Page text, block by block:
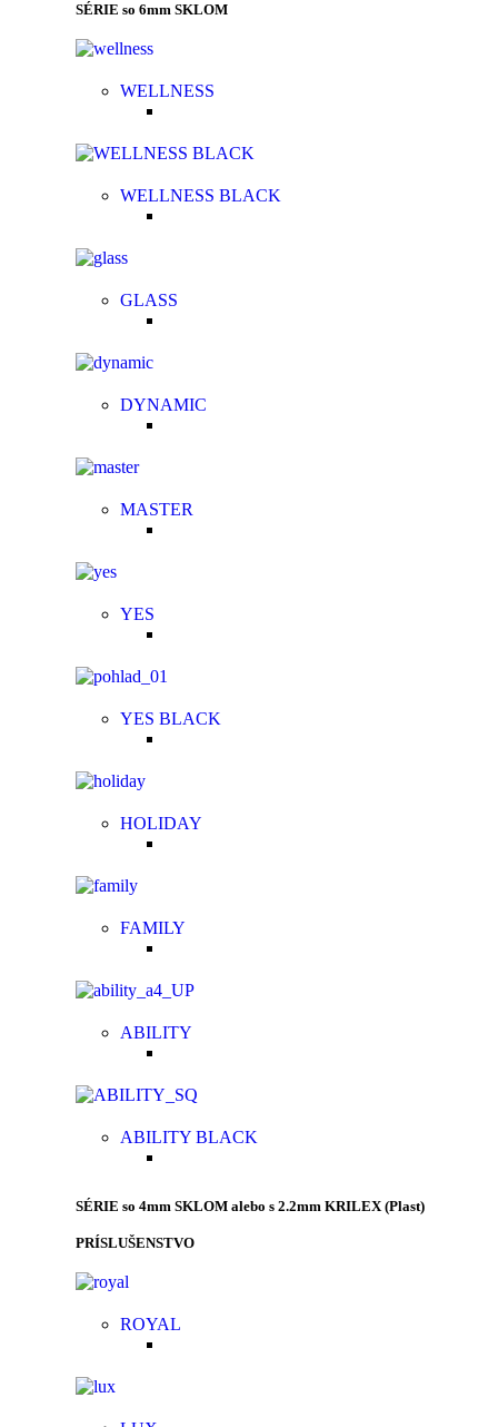
SÉRIE so 6mm SKLOM
WELLNESS
WELLNESS BLACK
GLASS
DYNAMIC
MASTER
YES
YES BLACK
HOLIDAY
FAMILY
ABILITY
ABILITY BLACK
SÉRIE so 4mm SKLOM alebo s 2.2mm KRILEX (Plast)
PRÍSLUŠENSTVO
ROYAL